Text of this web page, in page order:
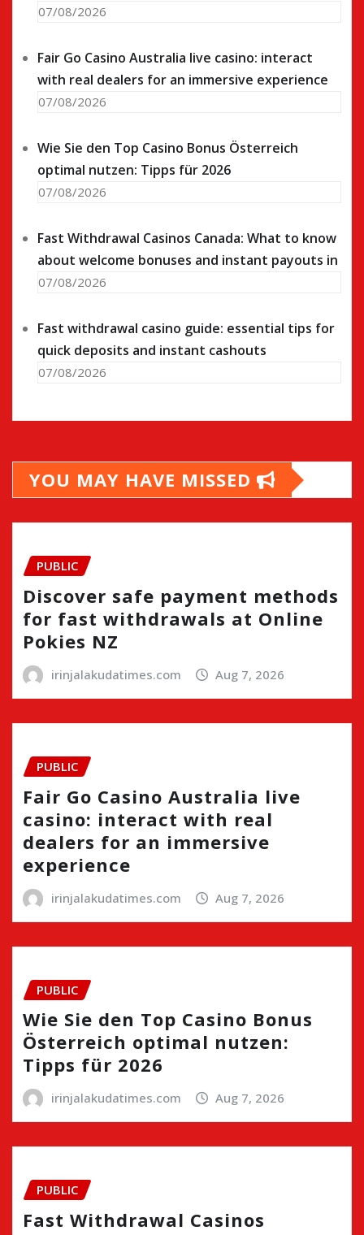
07/08/2026
Fair Go Casino Australia live casino: interact
with real dealers for an immersive experience
07/08/2026
Wie Sie den Top Casino Bonus Österreich
optimal nutzen: Tipps für 2026
07/08/2026
Fast Withdrawal Casinos Canada: What to know
about welcome bonuses and instant payouts in
07/08/2026
Fast withdrawal casino guide: essential tips for
quick deposits and instant cashouts
07/08/2026
YOU MAY HAVE MISSED
PUBLIC
Discover safe payment methods
for fast withdrawals at Online
Pokies NZ
irinjalakudatimes.com Aug 7, 2026
PUBLIC
Fair Go Casino Australia live
casino: interact with real
dealers for an immersive
experience
irinjalakudatimes.com Aug 7, 2026
PUBLIC
Wie Sie den Top Casino Bonus
Österreich optimal nutzen:
Tipps für 2026
irinjalakudatimes.com Aug 7, 2026
PUBLIC
Fast Withdrawal Casinos